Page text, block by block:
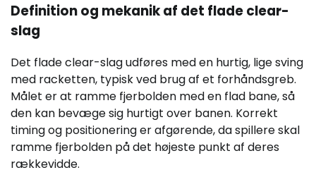
Definition og mekanik af det flade clear-
slag
Det flade clear-slag udføres med en hurtig, lige sving
med racketten, typisk ved brug af et forhåndsgreb.
Målet er at ramme fjerbolden med en flad bane, så
den kan bevæge sig hurtigt over banen. Korrekt
timing og positionering er afgørende, da spillere skal
ramme fjerbolden på det højeste punkt af deres
rækkevidde.